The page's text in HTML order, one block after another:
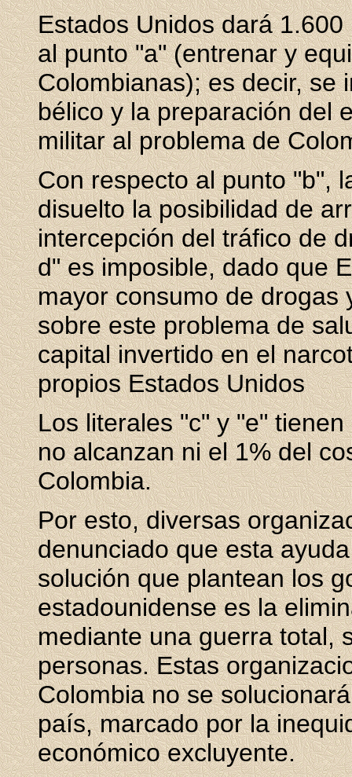
Estados Unidos dará
al punto "a" (entrenar y
Colombianas); es decir, se
bélico y la preparación del
militar al problema de
Con respecto al punto "b",
disuelto la posibilidad de
intercepción del tráfico de
d" es imposible, dado que
mayor consumo de drogas
sobre este problema de
capital invertido en el
propios Estados Unidos
Los literales "c" y "e"
no alcanzan ni el 1% del
Colombia.
Por esto, diversas
denunciado que esta
solución que plantean los
estadounidense es la
mediante una guerra total,
personas. Estas
Colombia no se
país, marcado por la
económico excluyente.